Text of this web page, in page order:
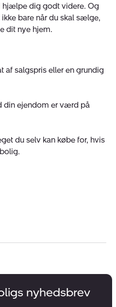
hjælpe dig godt videre. Og
bare når du skal sælge,
dit nye hjem.
af salgspris eller en grundig
din ejendom er værd på
du selv kan købe for, hvis
nyhedsbrev